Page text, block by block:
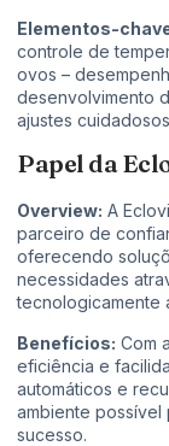
Elementos-
controle de
ovos –
desenvolvimento
ajustes
Papel da
Overview: A
parceiro de
oferecendo
necessidades
tecnologicamente
Benefícios: Com
eficiência e
automáticos e
ambiente possível
sucesso.